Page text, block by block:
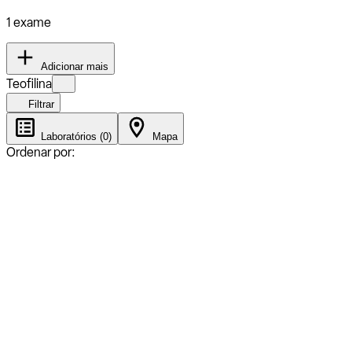
1 exame
Adicionar mais
Teofilina
Filtrar
Laboratórios (0) Mapa
Ordenar por: